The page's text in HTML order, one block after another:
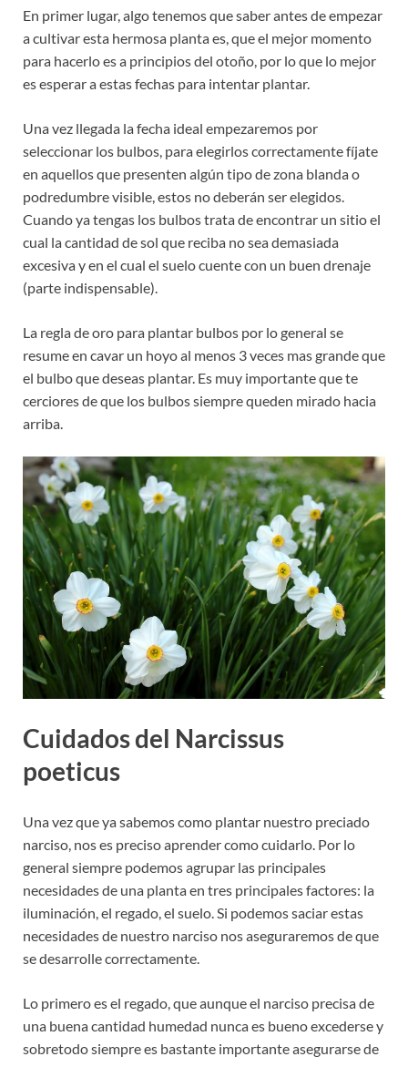
En primer lugar, algo tenemos que saber antes de empezar
a cultivar esta hermosa planta es, que el mejor momento
para hacerlo es a principios del otoño, por lo que lo mejor
es esperar a estas fechas para intentar plantar.
Una vez llegada la fecha ideal empezaremos por
seleccionar los bulbos, para elegirlos correctamente fíjate
en aquellos que presenten algún tipo de zona blanda o
podredumbre visible, estos no deberán ser elegidos.
Cuando ya tengas los bulbos trata de encontrar un sitio el
cual la cantidad de sol que reciba no sea demasiada
excesiva y en el cual el suelo cuente con un buen drenaje
(parte indispensable).
La regla de oro para plantar bulbos por lo general se
resume en cavar un hoyo al menos 3 veces mas grande que
el bulbo que deseas plantar. Es muy importante que te
cerciores de que los bulbos siempre queden mirado hacia
arriba.
Cuidados del Narcissus
poeticus
Una vez que ya sabemos como plantar nuestro preciado
narciso, nos es preciso aprender como cuidarlo. Por lo
general siempre podemos agrupar las principales
necesidades de una planta en tres principales factores: la
iluminación, el regado, el suelo. Si podemos saciar estas
necesidades de nuestro narciso nos aseguraremos de que
se desarrolle correctamente.
Lo primero es el regado, que aunque el narciso precisa de
una buena cantidad humedad nunca es bueno excederse y
sobretodo siempre es bastante importante asegurarse de